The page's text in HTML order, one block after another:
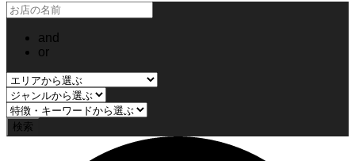
and
or